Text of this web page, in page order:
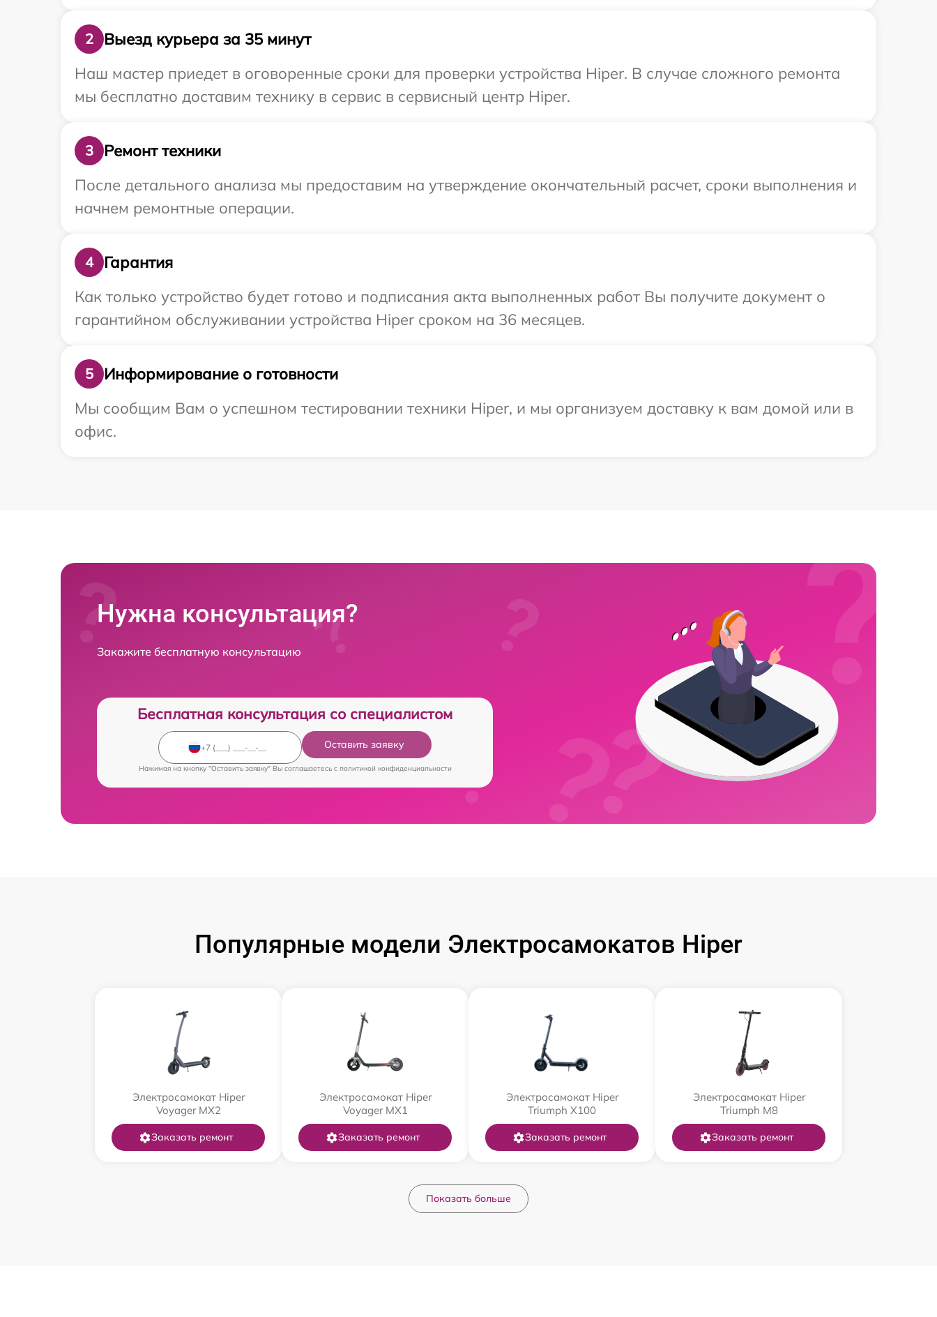
2
Выезд курьера за 35 минут
Наш мастер приедет в оговоренные сроки для проверки устройства Hiper. В случае сложного ремонта
мы бесплатно доставим технику в сервис в сервисный центр Hiper.
3
Ремонт техники
После детального анализа мы предоставим на утверждение окончательный расчет, сроки выполнения и
начнем ремонтные операции.
4
Гарантия
Как только устройство будет готово и подписания акта выполненных работ Вы получите документ о
гарантийном обслуживании устройства Hiper сроком на 36 месяцев.
5
Информирование о готовности
Мы сообщим Вам о успешном тестировании техники Hiper, и мы организуем доставку к вам домой или в
офис.
Нужна консультация?
Закажите бесплатную консультацию
Бесплатная консультация со специалистом
Оставить заявку
Нажимая на кнопку "Оставить заявку" Вы соглашаетесь c политикой конфиденциальности
Популярные модели Электросамокатов Hiper
Электросамокат Hiper
Voyager MX2
Заказать ремонт
Электросамокат Hiper
Voyager MX1
Заказать ремонт
Электросамокат Hiper
Triumph X100
Заказать ремонт
Электросамокат Hiper
Triumph M8
Заказать ремонт
Показать больше